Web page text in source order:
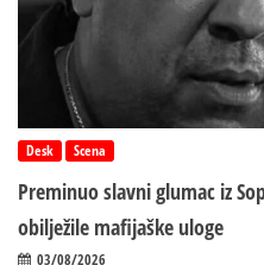
Desk Scena
Preminuo slavni glumac iz
obilježile mafijaške uloge
03/08/2026